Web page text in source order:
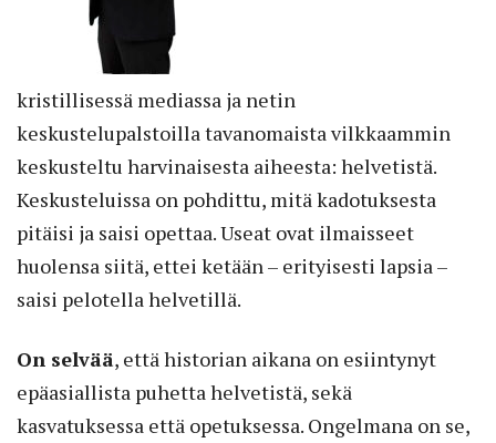
kristillisessä mediassa ja netin
keskustelupalstoilla tavanomaista vilkkaammin
keskusteltu harvinaisesta aiheesta: helvetistä.
Keskusteluissa on pohdittu, mitä kadotuksesta
pitäisi ja saisi opettaa. Useat ovat ilmaisseet
huolensa siitä, ettei ketään – erityisesti lapsia –
saisi pelotella helvetillä.
On selvää, että historian aikana on esiintynyt
epäasiallista puhetta helvetistä, sekä
kasvatuksessa että opetuksessa. Ongelmana on se,